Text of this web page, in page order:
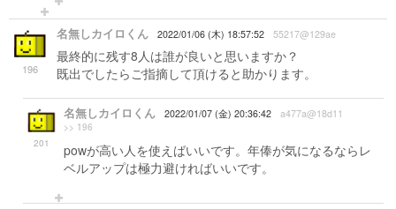
196
名無しカイロくん 2022/01/06 (木) 18:57:52 55217@129ae
最終的に残す8人は誰が良いと思いますか？
既出でしたらご指摘して頂けると助かります。
201
名無しカイロくん 2022/01/07 (金) 20:36:42 a477a@18d11
>> 196
powが高い人を使えばいいです。年俸が気になるならレ
ベルアップは極力避ければいいです。